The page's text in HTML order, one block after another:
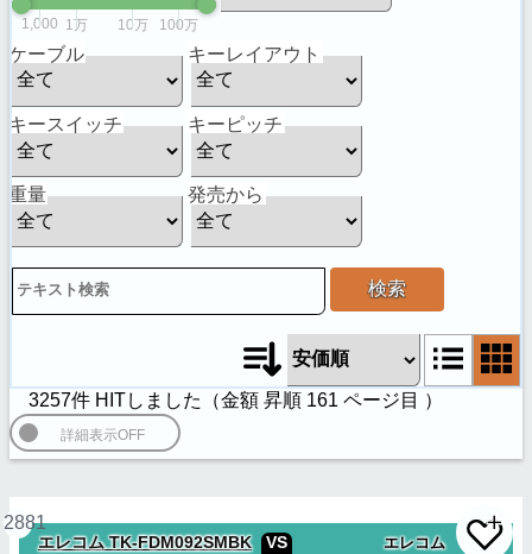
1,000 1万 10万 100万
ケーブル キーレイアウト
キースイッチ キーピッチ
重量 発売から
検索
3257件 HITしました（金額 昇順 161 ページ目 ）
2881
エレコム TK-FDM092SMBK VS エレコム